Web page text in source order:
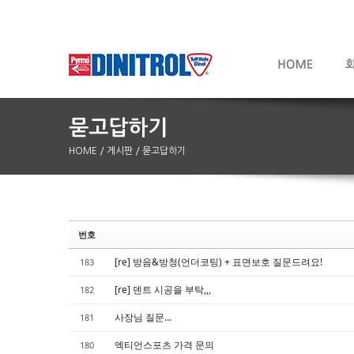
HOME / 게시판 / 묻고답하기
번호
183 [re] 방음&방청(언더코팅) + 표면보호 질문드려요!
182 [re] 덴트 시공을 부탁,,,
181 사장님 질문...
180 엑티언스포츠 가격 문의
Sketchbook5, 스케치북5
Sketchbook5, 스케치북5